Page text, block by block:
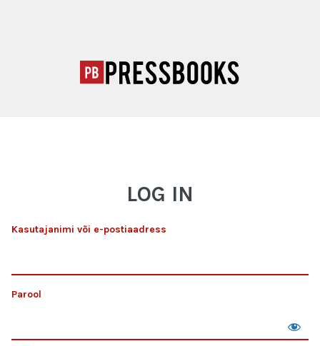
LOG IN
Kasutajanimi või e-postiaadress
Parool